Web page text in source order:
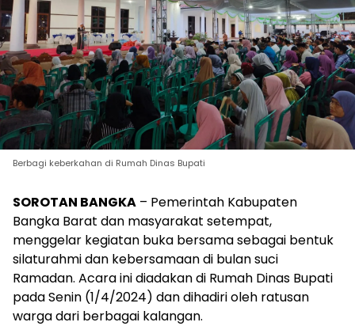
Berbagi keberkahan di Rumah Dinas Bupati
SOROTAN BANGKA – Pemerintah Kabupaten
Bangka Barat dan masyarakat setempat,
menggelar kegiatan buka bersama sebagai bentuk
silaturahmi dan kebersamaan di bulan suci
Ramadan. Acara ini diadakan di Rumah Dinas Bupati
pada Senin (1/4/2024) dan dihadiri oleh ratusan
warga dari berbagai kalangan.